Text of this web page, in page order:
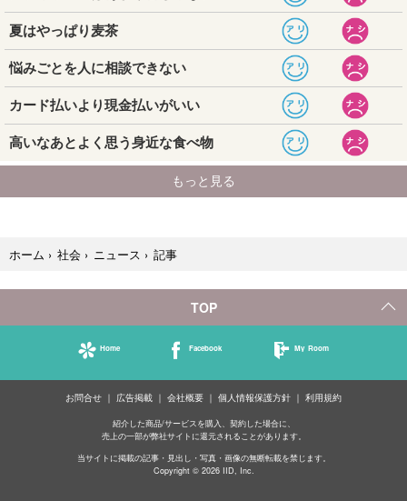
ホーム › 社会 › ニュース › 記事
TOP
Home Facebook My Room
お問合せ 広告掲載 会社概要 個人情報保護方針 利用規約
紹介した商品/サービスを購入、契約した場合に、
売上の一部が弊社サイトに還元されることがあります。
当サイトに掲載の記事・見出し・写真・画像の無断転載を禁じます。
Copyright © 2026 IID, Inc.